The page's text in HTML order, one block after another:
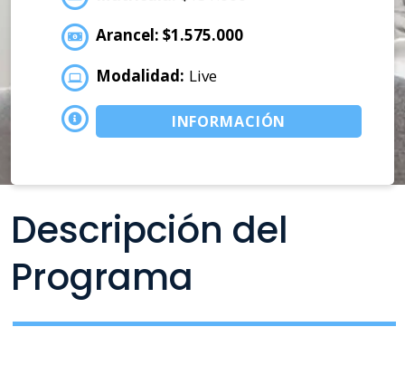
Arancel: $1.575.000
Modalidad: Live
INFORMACIÓN
Descripción del
Programa